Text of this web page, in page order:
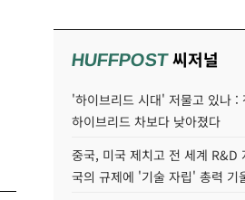
HUFFPOST씨저널
'하이브리드 시대' 저물고 있나 :
하이브리드 차보다 낮아졌다
중국, 미국 제치고 전 세계 R&D
국의 규제에 '기술 자립' 총력 기